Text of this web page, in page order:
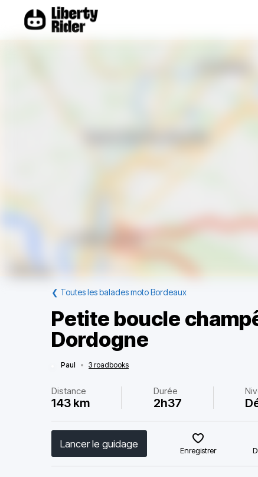
❮ Toutes les balades moto Bordeaux
Petite boucle
Dordogne
Paul • 3 roadbooks
Distance
143 km
Durée
2h37
Lancer le guidage
Enregistrer